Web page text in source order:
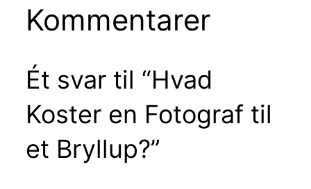
Kommentarer
Ét svar til “Hvad
Koster en Fotograf til
et Bryllup?”